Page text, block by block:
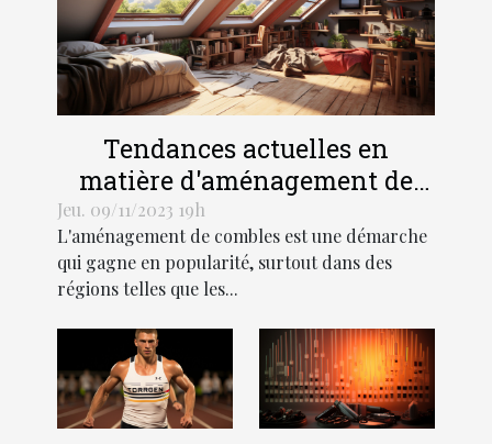
Tendances actuelles en
matière d'aménagement de
combles dans les régions
Hauts-de-France et Grand Est
Jeu. 09/11/2023 19h
L'aménagement de combles est une démarche
qui gagne en popularité, surtout dans des
régions telles que les...